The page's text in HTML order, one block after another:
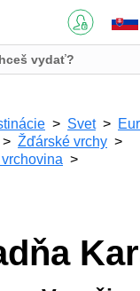
Svet
Žďárské vrchy